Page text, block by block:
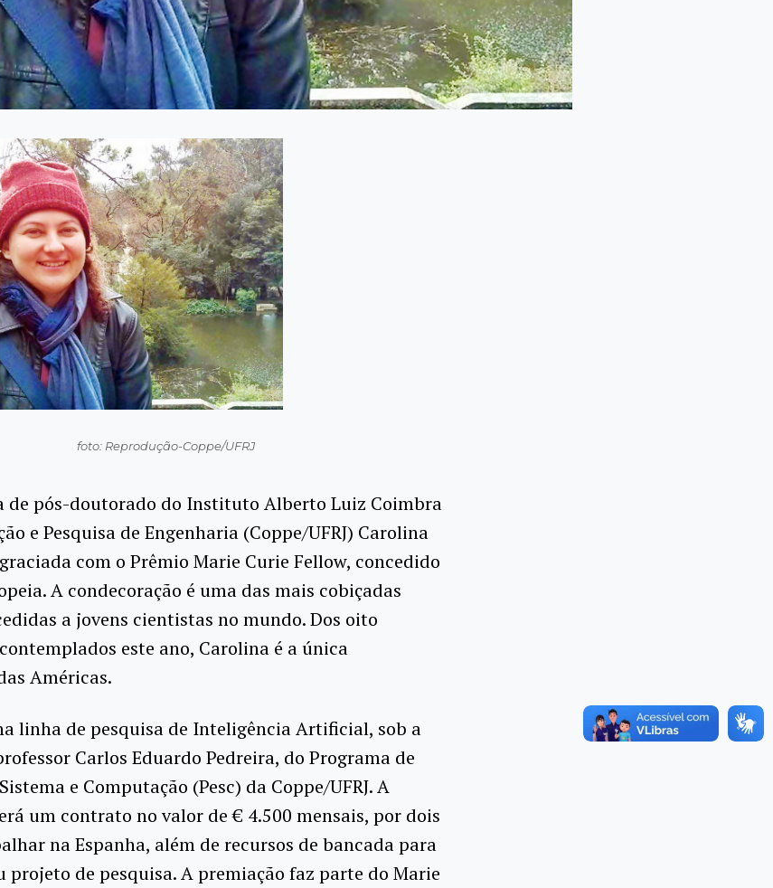
foto: Reprodução-Coppe/UFRJ
de pós-doutorado do Instituto Alberto Luiz Coimbra
e Pesquisa de Engenharia (Coppe/UFRJ) Carolina
com o Prêmio Marie Curie Fellow, concedido
A condecoração é uma das mais cobiçadas
a jovens cientistas no mundo. Dos oito
este ano, Carolina é a única
Américas.
linha de pesquisa de Inteligência Artificial, sob a
Carlos Eduardo Pedreira, do Programa de
e Computação (Pesc) da Coppe/UFRJ. A
um contrato no valor de € 4.500 mensais, por dois
na Espanha, além de recursos de bancada para
projeto de pesquisa. A premiação faz parte do Marie